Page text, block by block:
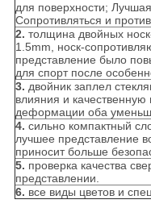
для поверхности;
Сопротивляться и
2. толщина двойных
1.5mm, носк-
представление было
для спорт после
3. двойник заплел
влияния и
деформации оба
4. сильно компактный
лучшее представление
приносит больше
5. проверка качества
представлении.
6. все виды цветов и